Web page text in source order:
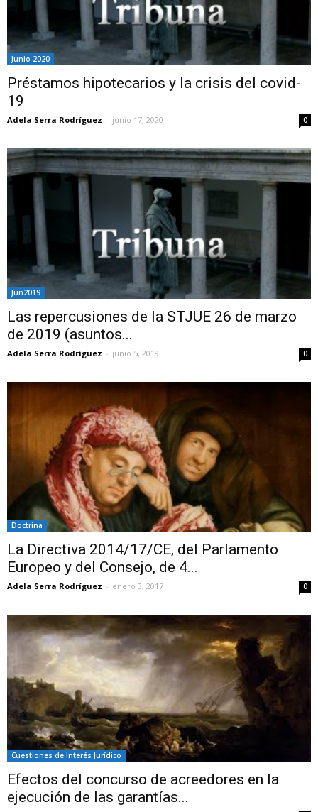
Junio 2020
Préstamos hipotecarios y la crisis del covid-
19
Adela Serra Rodríguez - junio 17, 2020 0
Jun2019
Las repercusiones de la STJUE 26 de marzo
de 2019 (asuntos...
Adela Serra Rodríguez - junio 5, 2019 0
Doctrina
La Directiva 2014/17/CE, del Parlamento
Europeo y del Consejo, de 4...
Adela Serra Rodríguez - enero 3, 2017 0
Cuestiones de Interés Jurídico
Efectos del concurso de acreedores en la
ejecución de las garantías...